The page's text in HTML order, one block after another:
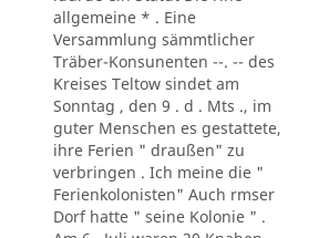
allgemeine * . Eine
Versammlung sämmtlicher
Träber-Konsunenten --. -- des
Kreises Teltow sindet am
Sonntag , den 9 . d . Mts ., im
guter Menschen es gestattete,
ihre Ferien " draußen" zu
verbringen . Ich meine die "
Ferienkolonisten" Auch rmser
Dorf hatte " seine Kolonie " .